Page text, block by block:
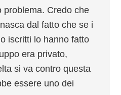
problema. Credo che
dal fatto che se i
iscritti lo hanno fatto
era privato,
si va contro questa
essere uno dei